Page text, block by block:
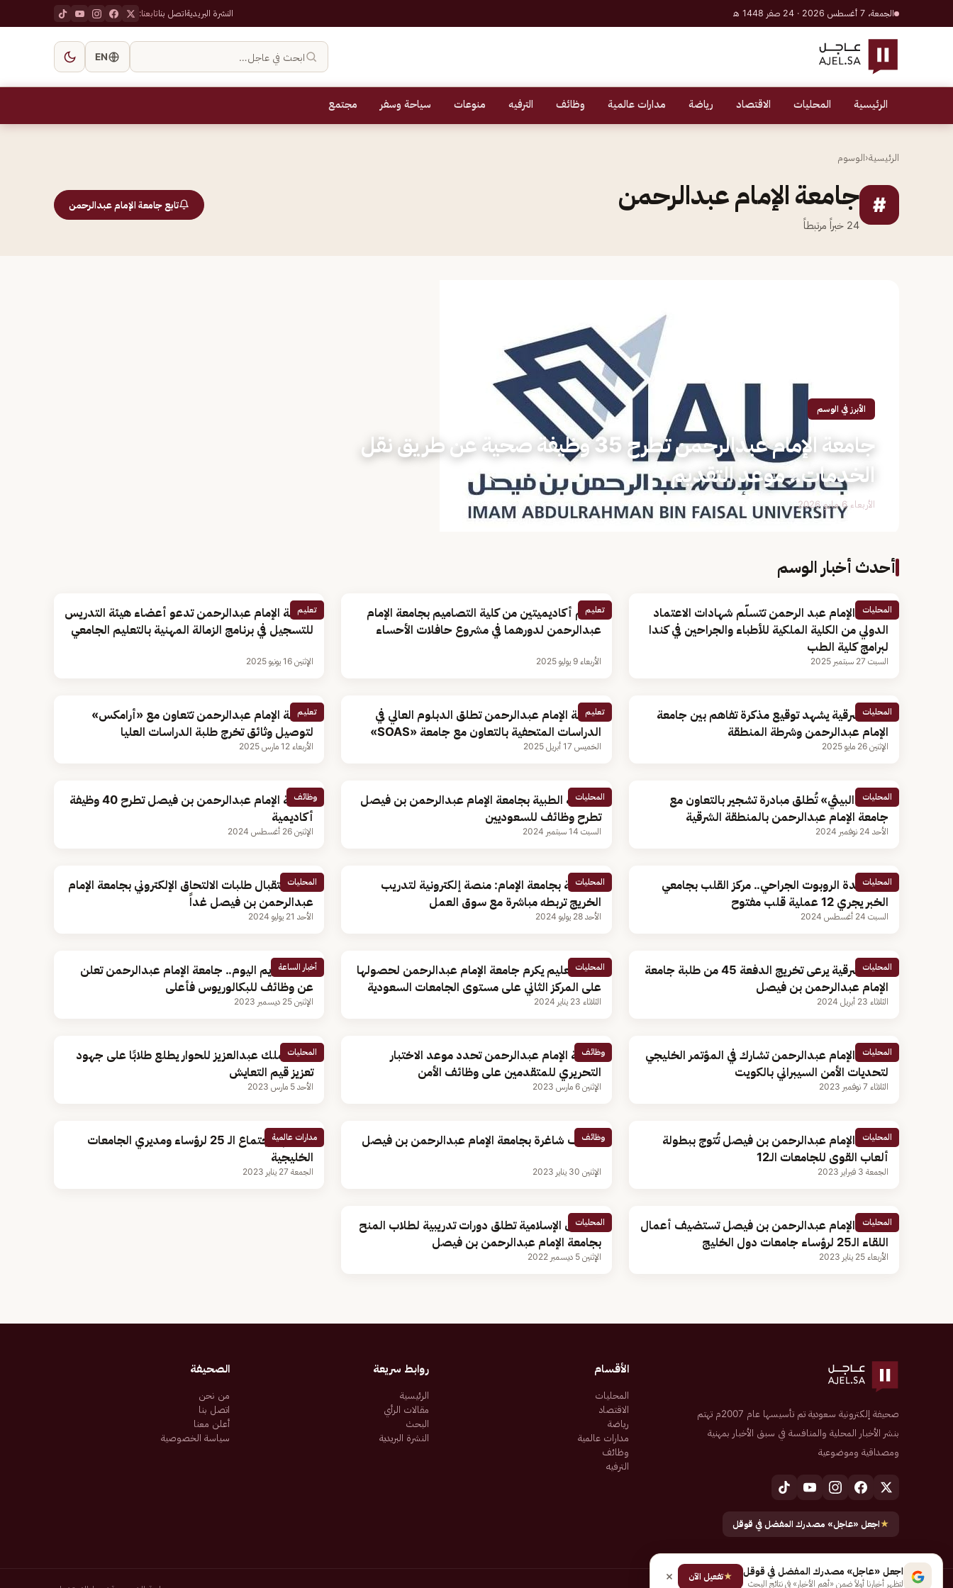
الجمعة، 7 أغسطس 2026 · 24 صفر 1448 هـ النشرة البريديةاتصل بناتابعنا:
ابحث في عاجل… EN
الرئيسية المحليات الاقتصاد رياضة مدارات عالمية وظائف الترفيه منوعات سياحة وسفر مجتمع
الرئيسية‹الوسوم
# جامعة الإمام عبدالرحمن
24 خبراً مرتبطاً
تابع جامعة الإمام عبدالرحمن
الأبرز في الوسم
جامعة الإمام عبدالرحمن تطرح 35 وظيفة صحية عن طريق نقل
الخدمات.. موعد التقديم
الأربعاء 6 مايو 2026
أحدث أخبار الوسم
المحليات
جامعة الإمام عبد الرحمن تتسلّم شهادات الاعتماد
الدولي من الكلية الملكية للأطباء والجراحين في كندا
لبرامج كلية الطب
السبت 27 سبتمبر 2025
تعليم
تكريم أكاديميتين من كلية التصاميم بجامعة الإمام
عبدالرحمن لدورهما في مشروع حافلات الأحساء
الأربعاء 9 يوليو 2025
تعليم
جامعة الإمام عبدالرحمن تدعو أعضاء هيئة التدريس
للتسجيل في برنامج الزمالة المهنية بالتعليم الجامعي
الإثنين 16 يونيو 2025
المحليات
أمير الشرقية يشهد توقيع مذكرة تفاهم بين جامعة
الإمام عبدالرحمن وشرطة المنطقة
الإثنين 26 مايو 2025
تعليم
جامعة الإمام عبدالرحمن تطلق الدبلوم العالي في
الدراسات المتحفية بالتعاون مع جامعة «SOAS»
الخميس 17 أبريل 2025
تعليم
جامعة الإمام عبدالرحمن تتعاون مع «أرامكس»
لتوصيل وثائق تخرج طلبة الدراسات العليا
الأربعاء 12 مارس 2025
المحليات
«الأمن البيئي» تُطلق مبادرة تشجير بالتعاون مع
جامعة الإمام عبدالرحمن بالمنطقة الشرقية
الأحد 24 نوفمبر 2024
المحليات
المدينة الطبية بجامعة الإمام عبدالرحمن بن فيصل
تطرح وظائف للسعوديين
السبت 14 سبتمبر 2024
وظائف
جامعة الإمام عبدالرحمن بن فيصل تطرح 40 وظيفة
أكاديمية
الإثنين 26 أغسطس 2024
المحليات
بمساعدة الروبوت الجراحي.. مركز القلب بجامعي
الخبر يجري 12 عملية قلب مفتوح
السبت 24 أغسطس 2024
المحليات
مسؤولة بجامعة الإمام: منصة إلكترونية لتدريب
الخريج تربطه مباشرة مع سوق العمل
الأحد 28 يوليو 2024
المحليات
بدء استقبال طلبات الالتحاق الإلكتروني بجامعة الإمام
عبدالرحمن بن فيصل غداً
الأحد 21 يوليو 2024
المحليات
أمير الشرقية يرعى تخريج الدفعة 45 من طلبة جامعة
الإمام عبدالرحمن بن فيصل
الثلاثاء 23 أبريل 2024
المحليات
وزير التعليم يكرم جامعة الإمام عبدالرحمن لحصولها
على المركز الثاني على مستوى الجامعات السعودية
الثلاثاء 23 يناير 2024
أخبار الساعة
بدأ التقديم اليوم.. جامعة الإمام عبدالرحمن تعلن
عن وظائف للبكالوريوس فأعلى
الإثنين 25 ديسمبر 2023
المحليات
جامعة الإمام عبدالرحمن تشارك في المؤتمر الخليجي
لتحديات الأمن السيبراني بالكويت
الثلاثاء 7 نوفمبر 2023
وظائف
جامعة الإمام عبدالرحمن تحدد موعد الاختبار
التحريري للمتقدمين على وظائف الأمن
الإثنين 6 مارس 2023
المحليات
مركز الملك عبدالعزيز للحوار يطلع طلابًا على جهود
تعزيز قيم التعايش
الأحد 5 مارس 2023
المحليات
جامعة الإمام عبدالرحمن بن فيصل تُتوج ببطولة
ألعاب القوى للجامعات الـ12
الجمعة 3 فبراير 2023
وظائف
وظائف شاغرة بجامعة الإمام عبدالرحمن بن فيصل
الإثنين 30 يناير 2023
مدارات عالمية
اختتام الاجتماع الـ 25 لرؤساء ومديري الجامعات
الخليجية
الجمعة 27 يناير 2023
المحليات
جامعة الإمام عبدالرحمن بن فيصل تستضيف أعمال
اللقاء الـ25 لرؤساء جامعات دول الخليج
الأربعاء 25 يناير 2023
المحليات
الشؤون الإسلامية تطلق دورات تدريبية لطلاب المنح
بجامعة الإمام عبدالرحمن بن فيصل
الإثنين 5 ديسمبر 2022
صحيفة إلكترونية سعودية تم تأسيسها عام 2007م تهتم
بنشر الأخبار المحلية والمنافسة في سبق الأخبار بمهنية
ومصداقية وموضوعية
★اجعل «عاجل» مصدرك المفضل في قوقل
الأقسام
المحليات
الاقتصاد
رياضة
مدارات عالمية
وظائف
الترفيه
روابط سريعة
الرئيسية
مقالات الرأي
البحث
النشرة البريدية
الصحيفة
من نحن
اتصل بنا
أعلن معنا
سياسة الخصوصية
اجعل «عاجل» مصدرك المفضل في قوقل
لتظهر أخبارنا أولاً ضمن «أهم الأخبار» في نتائج البحث
★تفعيل الآن